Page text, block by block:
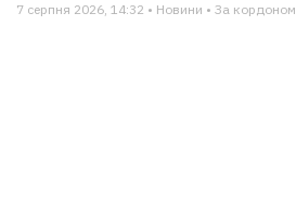
7 серпня 2026, 14:32 • Новини • За кордоном